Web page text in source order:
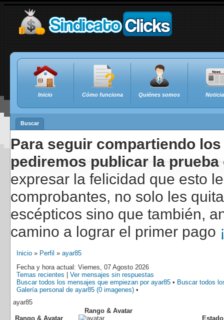
Inicio Cómo funciona Quiénes somos
Buscar
Para seguir compartiendo
pediremos publicar la
expresar la felicidad que esto
comprobantes, no solo les
escépticos sino que también,
camino a lograr el primer pago
Inicio » Perfil » ayar85
Fecha y hora actual: Viernes, 07 Agosto 2026
Temas recientes
Ver mensajes sin respuestas
Buscar todos los mensajes que empiezan por ayar85 • Buscar todos
Galería personal de ayar85 (0 imagenes) •
ayar85
Rango & Avatar
Rango & Avatar
Estado